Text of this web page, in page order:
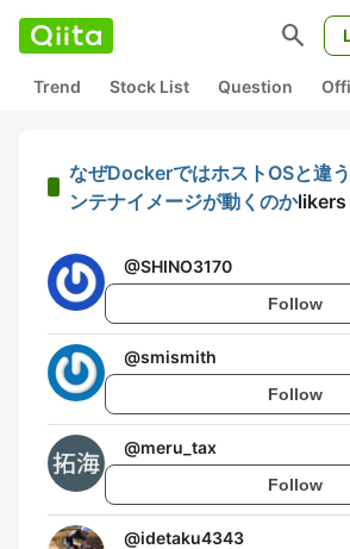
search
Trend Stock List Question
なぜDockerではホストOSと違
ンテナイメージが動くのかlikers
@SHINO3170
Follow
@smismith
Follow
@meru_tax
Follow
@idetaku4343